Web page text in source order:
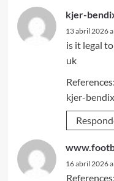
kjer-
13 abril 2026
is it legal
uk
References:
kjer-
16 abril 2026
References: